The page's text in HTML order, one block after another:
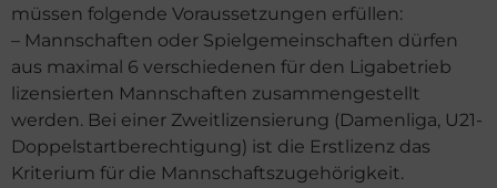
müssen folgende Voraussetzungen erfüllen:
– Mannschaften oder Spielgemeinschaften dürfen
aus maximal 6 verschiedenen für den Ligabetrieb
lizensierten Mannschaften zusammengestellt
werden. Bei einer Zweitlizensierung (Damenliga, U21-
Doppelstartberechtigung) ist die Erstlizenz das
Kriterium für die Mannschaftszugehörigkeit.